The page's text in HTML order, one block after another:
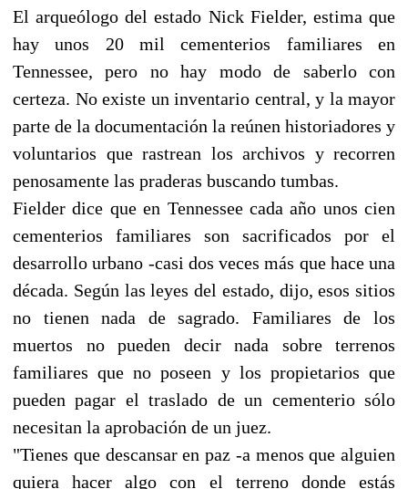
El arqueólogo del estado Nick Fielder, estima que
hay unos 20 mil cementerios familiares en
Tennessee, pero no hay modo de saberlo con
certeza. No existe un inventario central, y la mayor
parte de la documentación la reúnen historiadores y
voluntarios que rastrean los archivos y recorren
penosamente las praderas buscando tumbas.
Fielder dice que en Tennessee cada año unos cien
cementerios familiares son sacrificados por el
desarrollo urbano -casi dos veces más que hace una
década. Según las leyes del estado, dijo, esos sitios
no tienen nada de sagrado. Familiares de los
muertos no pueden decir nada sobre terrenos
familiares que no poseen y los propietarios que
pueden pagar el traslado de un cementerio sólo
necesitan la aprobación de un juez.
"Tienes que descansar en paz -a menos que alguien
quiera hacer algo con el terreno donde estás